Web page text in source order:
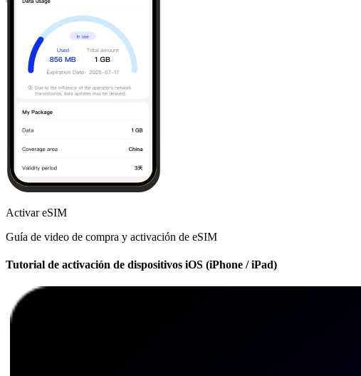
Activar eSIM
Guía de video de compra y activación de eSIM
Tutorial de activación de dispositivos iOS (iPhone / iPad)